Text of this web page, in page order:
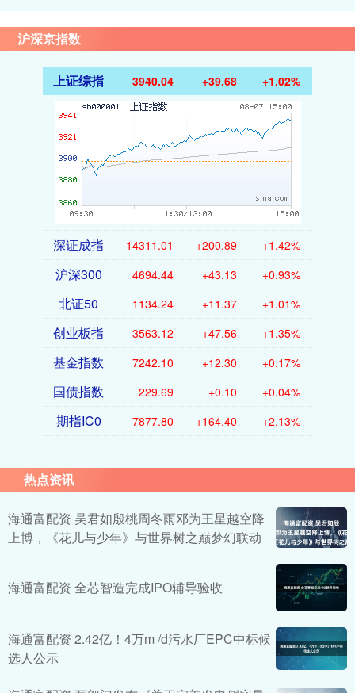
沪深京指数
上证综指 3940.04 +39.68 +1.02%
深证成指 14311.01 +200.89 +1.42%
沪深300 4694.44 +43.13 +0.93%
北证50 1134.24 +11.37 +1.01%
创业板指 3563.12 +47.56 +1.35%
基金指数 7242.10 +12.30 +0.17%
国债指数 229.69 +0.10 +0.04%
期指IC0 7877.80 +164.40 +2.13%
热点资讯
海通富配资 吴君如殷桃周冬雨邓为王星越空降
上博，《花儿与少年》与世界树之巅梦幻联动
海通富配资 全芯智造完成IPO辅导验收
海通富配资 2.42亿！4万m /d污水厂EPC中标候
选人公示